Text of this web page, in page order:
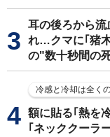
耳の後ろから流
れ…クマに｢猪
の"数十秒間の
冷感と冷却は全く
額に貼る｢熱を
｢ネッククーラ